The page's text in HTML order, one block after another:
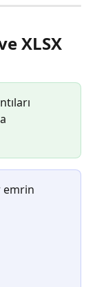
XLSX
emrin